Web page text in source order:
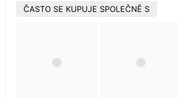
ČASTO SE KUPUJE SPOLEČNĚ S